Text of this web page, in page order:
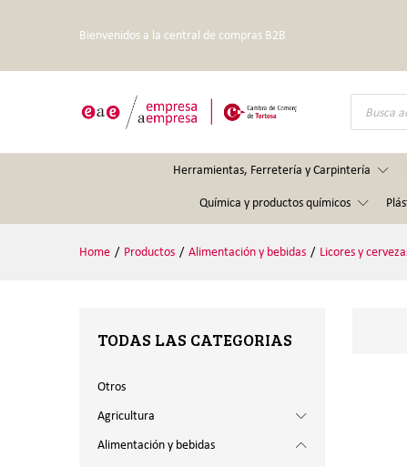
Bienvenidos a la central de compras B2B
Búsqueda
Herramientas, Ferretería y Carpintería
Química y productos químicos
Home / Productos / Alimentación y bebidas / Licores y
TODAS LAS CATEGORIAS
Otros
Agricultura
Alimentación y bebidas